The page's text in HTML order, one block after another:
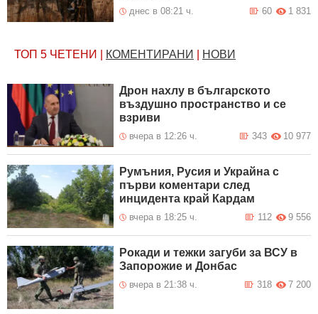
днес в 08:21 ч. 1 831
60
ТОП 5 ЧЕТЕНИ КОМЕНТИРАНИ НОВИ
Дрон нахлу в българското
въздушно пространство и се
взриви
вчера в 12:26 ч. 10 977
343
Румъния, Русия и Украйна с
първи коментари след
инцидента край Кардам
вчера в 18:25 ч. 9 556
112
Рокади и тежки загуби за ВСУ в
Запорожие и Донбас
вчера в 21:38 ч. 7 200
318